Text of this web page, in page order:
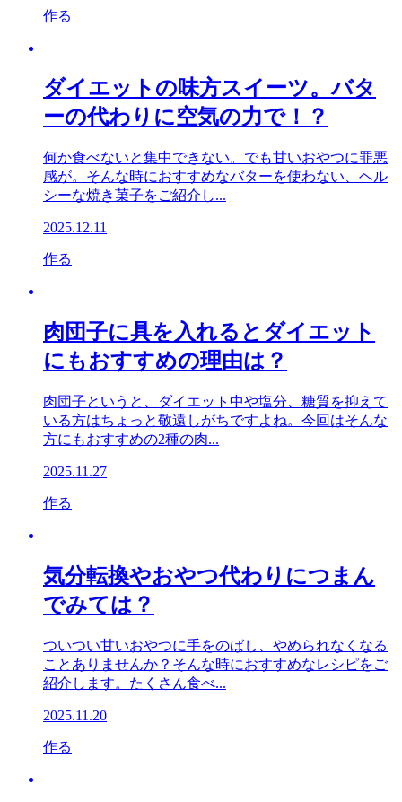
作る
ダイエットの味方スイーツ。バタ
ーの代わりに空気の力で！？
何か食べないと集中できない。でも甘いおやつに罪悪
感が。そんな時におすすめなバターを使わない、ヘル
シーな焼き菓子をご紹介し...
2025.12.11
作る
肉団子に具を入れるとダイエット
にもおすすめの理由は？
肉団子というと、ダイエット中や塩分、糖質を抑えて
いる方はちょっと敬遠しがちですよね。今回はそんな
方にもおすすめの2種の肉...
2025.11.27
作る
気分転換やおやつ代わりにつまん
でみては？
ついつい甘いおやつに手をのばし、やめられなくなる
ことありませんか？そんな時におすすめなレシピをご
紹介します。たくさん食べ...
2025.11.20
作る